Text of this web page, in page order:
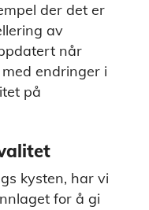
der det er
av
når
endringer i
på
kysten, har vi
for å gi